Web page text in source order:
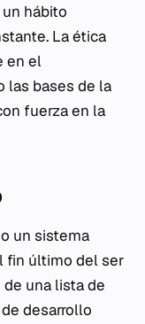
hábito
La ética
en el
las bases de la
fuerza en la
un sistema
fin último del ser
una lista de
desarrollo